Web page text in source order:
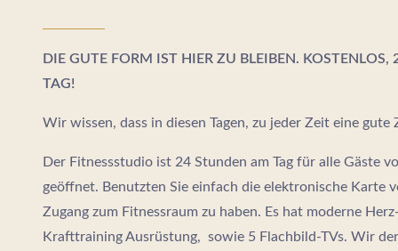
DIE GUTE FORM IST HIER ZU BLEIBEN. KOSTENLOS,
TAG!
Wir wissen, dass in diesen Tagen, zu jeder Zeit eine
Der Fitnessstudio ist 24 Stunden am Tag für alle Gäste
geöffnet. Benutzten Sie einfach die elektronische Karte
Zugang zum Fitnessraum zu haben. Es hat moderne
Krafttraining Ausrüstung, sowie 5 Flachbild-TVs. Wir